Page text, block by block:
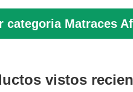
categoria Matraces
vistos